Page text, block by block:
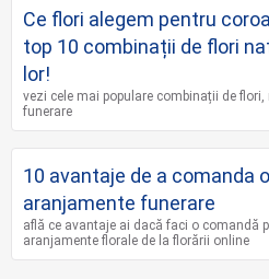
Ce flori alegem pentru
top 10 combinații de flori
lor!
vezi cele mai populare combinații de
funerare
10 avantaje de a comanda
aranjamente funerare
află ce avantaje ai dacă faci o comandă
aranjamente florale de la florării online